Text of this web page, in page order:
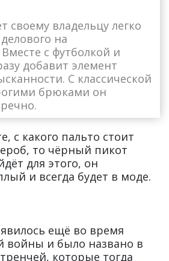
своему владельцу легко
на
с футболкой и
добавит элемент
С классической
брюками он
с какого пальто стоит
то чёрный пикот
для этого, он
и всегда будет в моде.
ещё во время
войны и было названо в
которые тогда